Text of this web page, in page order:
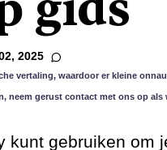
2025
vertaling, waardoor er kleine
neem gerust contact met ons op als
kunt gebruiken om